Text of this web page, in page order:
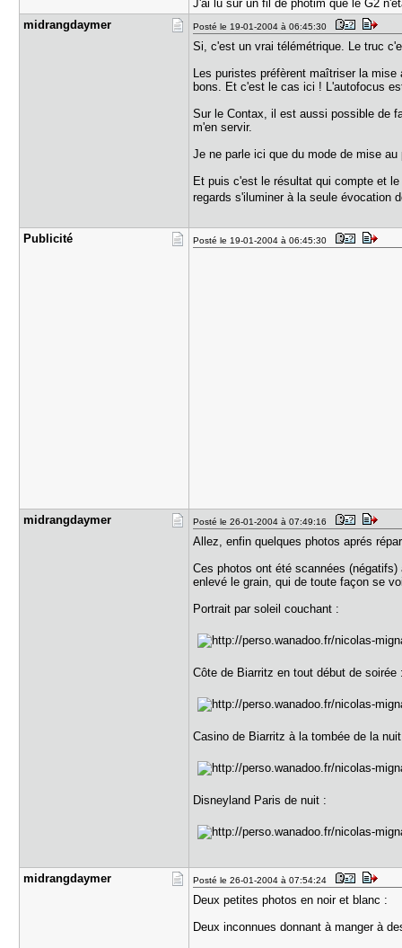
J'ai lu sur un fil de photim que le G2
midrangday​mer
Posté le 19-01-2004 à 06:45:30
Si, c'est un vrai télémétrique. Le truc
Les puristes préfèrent maîtriser la
bons. Et c'est le cas ici ! L'autofocus
Sur le Contax, il est aussi possible de
m'en servir.
Je ne parle ici que du mode de mise
Et puis c'est le résultat qui compte et
regards s'iluminer à la seule évocation
Publicité Posté le 19-01-2004 à 06:45:30
midrangday​mer Posté le 26-01-2004 à 07:49:16
Allez, enfin quelques photos aprés
Ces photos ont été scannées
enlevé le grain, qui de toute façon se
Portrait par soleil couchant :
Côte de Biarritz en tout début de soirée :
Casino de Biarritz à la tombée de la
Disneyland Paris de nuit :
midrangday​mer Posté le 26-01-2004 à 07:54:24
Deux petites photos en noir et blanc :
Deux inconnues donnant à manger à